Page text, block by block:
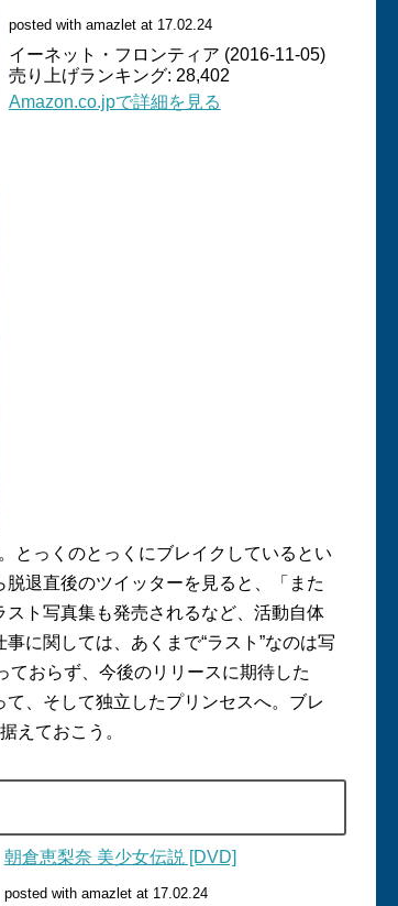
posted with amazlet at 17.02.24
イーネット・フロンティア (2016-11-05)
売り上げランキング: 28,402
Amazon.co.jpで詳細を見る
とっくのとっくにブレイクしているとい
退直後のツイッターを見ると、「また
ト写真集も発売されるなど、活動自体
に関しては、あくまで“ラスト ”なのは写
ておらず、今後のリリースに期待した
、そして独立したプリンセスへ。ブレ
えておこう。
朝倉恵梨奈 美少女伝説 [DVD]
posted with amazlet at 17.02.24